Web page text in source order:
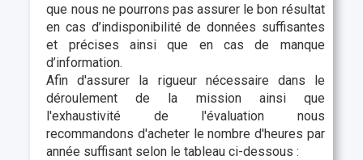
que nous ne pourrons pas assurer le bon résultat
en cas d’indisponibilité de données suffisantes
et précises ainsi que en cas de manque
d’information.
Afin d'assurer la rigueur nécessaire dans le
déroulement de la mission ainsi que
l'exhaustivité de l'évaluation nous
recommandons d'acheter le nombre d'heures par
année suffisant selon le tableau ci-dessous :